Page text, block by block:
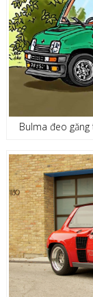
Bulma đeo